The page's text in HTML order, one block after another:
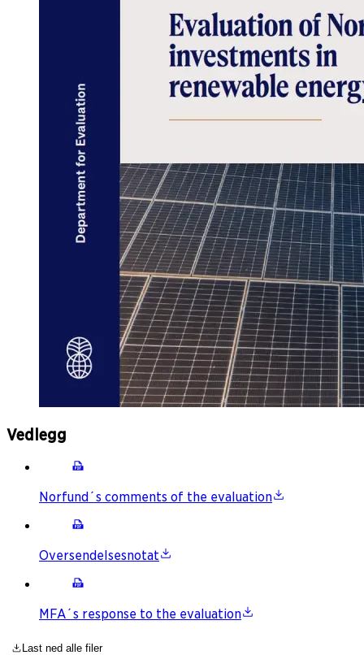
Vedlegg
Norfund´s comments of the evaluation
Oversendelsesnotat
MFA´s response to the evaluation
Last ned alle filer